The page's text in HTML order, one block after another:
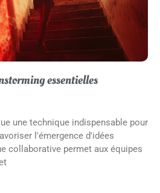
essentielles
une technique indispensable pour
l'émergence d'idées
collaborative permet aux équipes